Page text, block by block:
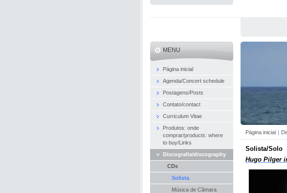
Página inicial |
Solista/Solo
Hugo Pilger
MENU
Página inicial
Agenda/Concert schedule
Postagens/Posts
Contato/contact
Curriculum Vitae
Produtos: onde
comprar/products: where
to buy/Links
Discografia/discography
CDs
Solista
Música de Câmara